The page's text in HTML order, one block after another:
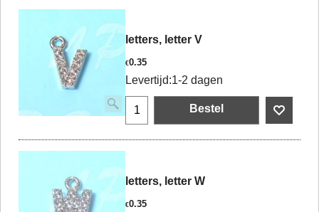
letters, letter V
€0.35
Levertijd:1-2 dagen
Bestel
letters, letter W
€0.35